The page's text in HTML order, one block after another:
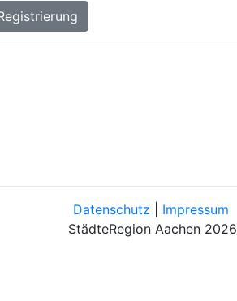
Datenschutz
Impressum
StädteRegion Aachen 2026